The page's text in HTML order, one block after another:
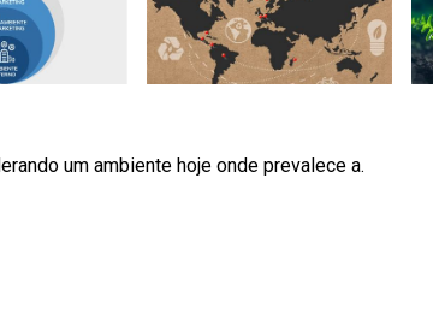
um ambiente hoje onde prevalece a.